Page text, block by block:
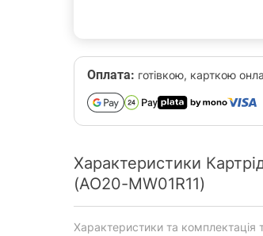
Оплата: готівкою, карткою
Характеристики
(AO20-MW01R11)
Характеристики та